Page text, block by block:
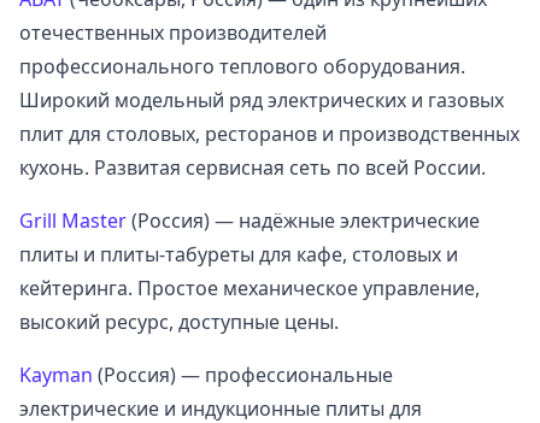
отечественных производителей
профессионального теплового оборудования.
Широкий модельный ряд электрических и газовых
плит для столовых, ресторанов и производственных
кухонь. Развитая сервисная сеть по всей России.
Grill Master(Россия) — надёжные электрические
плиты и плиты-табуреты для кафе, столовых и
кейтеринга. Простое механическое управление,
высокий ресурс, доступные цены.
Kayman (Россия) — профессиональные
электрические и индукционные плиты для